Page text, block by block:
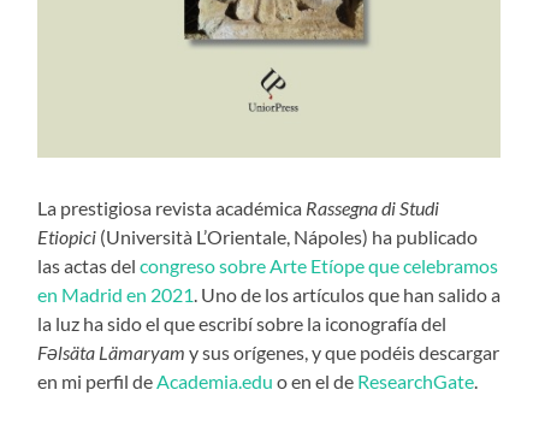
La prestigiosa revista académica Rassegna di Studi
Etiopici (Università L’Orientale, Nápoles) ha publicado
las actas delcongreso sobre Arte Etíope que celebramos
en Madrid en 2021. Uno de los artículos que han salido a
la luz ha sido el que escribí sobre la iconografía del
Fəlsäta Lämaryam y sus orígenes, y que podéis descargar
en mi perfil deAcademia.edu o en el de ResearchGate.